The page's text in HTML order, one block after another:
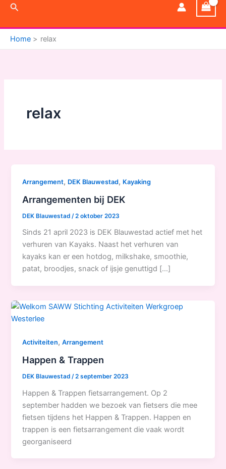
Zoeken
Home relax
relax
Arrangement, DEK Blauwestad, Kayaking
Arrangementen bij DEK
DEK Blauwestad /2 oktober 2023
Sinds 21 april 2023 is DEK Blauwestad actief met het
verhuren van Kayaks. Naast het verhuren van
kayaks kan er een hotdog, milkshake, smoothie,
patat, broodjes, snack of ijsje genuttigd […]
Activiteiten,Arrangement
Happen & Trappen
DEK Blauwestad /2 september 2023
Happen & Trappen fietsarrangement. Op 2
september hadden we bezoek van fietsers die mee
fietsen tijdens het Happen & Trappen. Happen en
trappen is een fietsarrangement die vaak wordt
georganiseerd